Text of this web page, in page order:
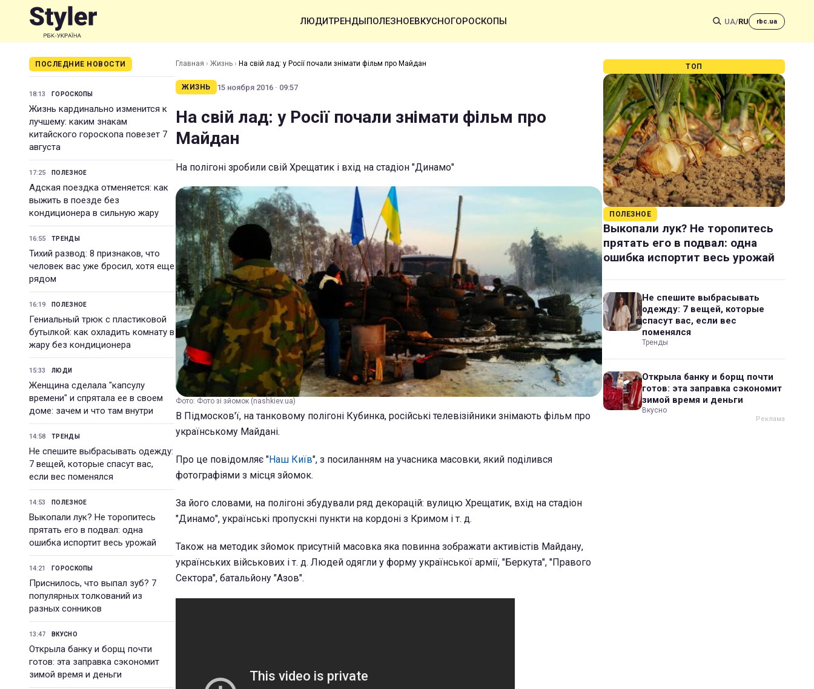
ЛЮДИТРЕНДЫПОЛЕЗНОЕВКУСНОГОРОСКОПЫ UA/RU rbc.ua
ПОСЛЕДНИЕ НОВОСТИ
18:13 ГОРОСКОПЫ
Жизнь кардинально изменится к
лучшему: каким знакам
китайского гороскопа повезет 7
августа
17:25 ПОЛЕЗНОЕ
Адская поездка отменяется: как
выжить в поезде без
кондиционера в сильную жару
16:55 ТРЕНДЫ
Тихий развод: 8 признаков, что
человек вас уже бросил, хотя еще
рядом
16:19 ПОЛЕЗНОЕ
Гениальный трюк с пластиковой
бутылкой: как охладить комнату в
жару без кондиционера
15:33 ЛЮДИ
Женщина сделала "капсулу
времени" и спрятала ее в своем
доме: зачем и что там внутри
14:58 ТРЕНДЫ
Не спешите выбрасывать одежду:
7 вещей, которые спасут вас,
если вес поменялся
14:53 ПОЛЕЗНОЕ
Выкопали лук? Не торопитесь
прятать его в подвал: одна
ошибка испортит весь урожай
14:21 ГОРОСКОПЫ
Приснилось, что выпал зуб? 7
популярных толкований из
разных сонников
13:47 ВКУСНО
Открыла банку и борщ почти
готов: эта заправка сэкономит
зимой время и деньги
Главная › Жизнь › На свій лад: у Росії почали знімати фільм про Майдан
ЖИЗНЬ 15 ноября 2016 · 09:57
На свій лад: у Росії почали знімати фільм про
Майдан
На полігоні зробили свій Хрещатик і вхід на стадіон "Динамо"
Фото: Фото зі зйомок (nashkiev.ua)
В Підмосков'ї, на танковому полігоні Кубинка, російські телевізійники знімають фільм про
українському Майдані.
Про це повідомляє "Наш Київ", з посиланням на учасника масовки, який поділився
фотографіями з місця зйомок.
За його словами, на полігоні збудували ряд декорацій: вулицю Хрещатик, вхід на стадіон
"Динамо", українські пропускні пункти на кордоні з Кримом і т. д.
Також на методик зйомок присутній масовка яка повинна зображати активістів Майдану,
українських військових і т. д. Людей одягли у форму української армії, "Беркута", "Правого
Сектора", батальйону "Азов".
ТОП
ПОЛЕЗНОЕ
Выкопали лук? Не торопитесь
прятать его в подвал: одна
ошибка испортит весь урожай
Не спешите выбрасывать
одежду: 7 вещей, которые
спасут вас, если вес
поменялся
Тренды
Открыла банку и борщ почти
готов: эта заправка сэкономит
зимой время и деньги
Вкусно